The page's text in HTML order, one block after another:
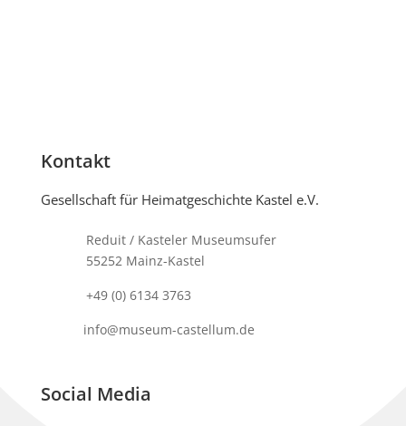
Kontakt
Gesellschaft für Heimatgeschichte Kastel e.V.
Reduit / Kasteler Museumsufer
55252 Mainz-Kastel
+49 (0) 6134 3763
info@museum-castellum.de
Social Media